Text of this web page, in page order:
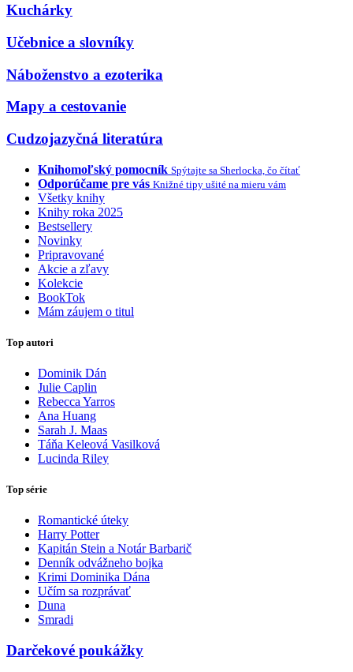
Kuchárky
Učebnice a slovníky
Náboženstvo a ezoterika
Mapy a cestovanie
Cudzojazyčná literatúra
Knihomoľský pomocník Spýtajte sa Sherlocka, čo čítať
Odporúčame pre vás Knižné tipy ušité na mieru vám
Všetky knihy
Knihy roka 2025
Bestsellery
Novinky
Pripravované
Akcie a zľavy
Kolekcie
BookTok
Mám záujem o titul
Top autori
Dominik Dán
Julie Caplin
Rebecca Yarros
Ana Huang
Sarah J. Maas
Táňa Keleová Vasilková
Lucinda Riley
Top série
Romantické úteky
Harry Potter
Kapitán Stein a Notár Barbarič
Denník odvážneho bojka
Krimi Dominika Dána
Učím sa rozprávať
Duna
Smradi
Darčekové poukážky